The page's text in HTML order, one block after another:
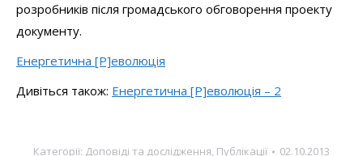
розробників після громадського обговорення проекту
документу.
Енергетична [Р]еволюція
Дивіться також: Енергетична [Р]еволюція – 2
Категорії: Доповіді та дослідження, Публікації 02.10.2013